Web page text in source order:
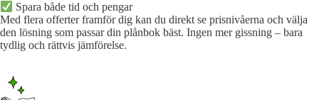
Spara både tid och pengar
Med flera offerter framför dig kan du direkt se prisnivåerna och välja
den lösning som passar din plånbok bäst. Ingen mer gissning – bara
tydlig och rättvis jämförelse.